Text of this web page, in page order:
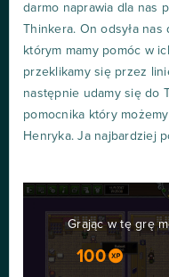
darmo naprawia dla nas
Thinkera. On odsyła nas
którym mamy pomóc w
przeklikamy się przez
następnie udamy się do
pomocnika który
Henryka. Ja najbardziej
Grając w tę grę
100